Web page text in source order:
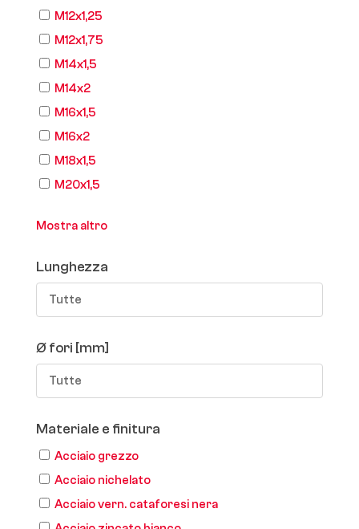
M12x1,25
M12x1,75
M14x1,5
M14x2
M16x1,5
M16x2
M18x1,5
M20x1,5
Mostra altro
Lunghezza
Tutte
Ø fori [mm]
Tutte
Materiale e finitura
Acciaio grezzo
Acciaio nichelato
Acciaio vern. cataforesi nera